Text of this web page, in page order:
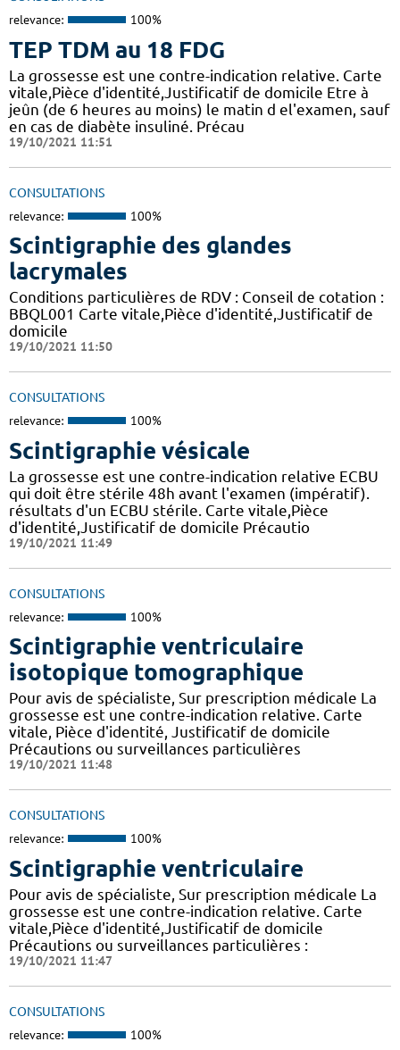
relevance: 100%
TEP TDM au 18 FDG
La grossesse est une contre-indication relative. Carte
vitale,Pièce d'identité,Justificatif de domicile Etre à
jeûn (de 6 heures au moins) le matin d el'examen, sauf
en cas de diabète insuliné. Précau
19/10/2021 11:51
CONSULTATIONS
relevance: 100%
Scintigraphie des glandes
lacrymales
Conditions particulières de RDV : Conseil de cotation :
BBQL001 Carte vitale,Pièce d'identité,Justificatif de
domicile
19/10/2021 11:50
CONSULTATIONS
relevance: 100%
Scintigraphie vésicale
La grossesse est une contre-indication relative ECBU
qui doit être stérile 48h avant l'examen (impératif).
résultats d'un ECBU stérile. Carte vitale,Pièce
d'identité,Justificatif de domicile Précautio
19/10/2021 11:49
CONSULTATIONS
relevance: 100%
Scintigraphie ventriculaire
isotopique tomographique
Pour avis de spécialiste, Sur prescription médicale La
grossesse est une contre-indication relative. Carte
vitale, Pièce d'identité, Justificatif de domicile
Précautions ou surveillances particulières
19/10/2021 11:48
CONSULTATIONS
relevance: 100%
Scintigraphie ventriculaire
Pour avis de spécialiste, Sur prescription médicale La
grossesse est une contre-indication relative. Carte
vitale,Pièce d'identité,Justificatif de domicile
Précautions ou surveillances particulières :
19/10/2021 11:47
CONSULTATIONS
relevance: 100%